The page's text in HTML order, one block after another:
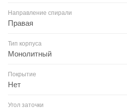
Направление спирали
Правая
Тип корпуса
Монолитный
Покрытие
Нет
Угол заточки